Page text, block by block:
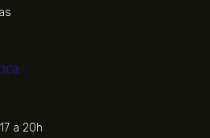
a 20h